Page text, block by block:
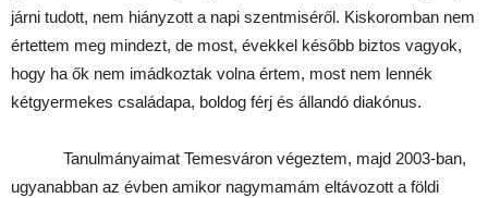
járni tudott, nem hiányzott a napi szentmiséről. Kiskoromban nem
értettem meg mindezt, de most, évekkel később biztos vagyok,
hogy ha ők nem imádkoztak volna értem, most nem lennék
kétgyermekes családapa, boldog férj és állandó diakónus.
Tanulmányaimat Temesváron végeztem, majd 2003-ban,
ugyanabban az évben amikor nagymamám eltávozott a földi